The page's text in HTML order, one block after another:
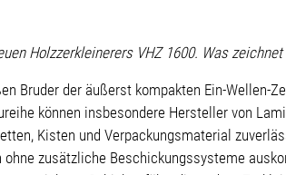
Holzzerkleinerers VHZ 1600. Was
Bruder der äußerst kompakten Ein-Wellen-
können insbesondere Hersteller von
Kisten und Verpackungsmaterial
zusätzliche Beschickungssysteme